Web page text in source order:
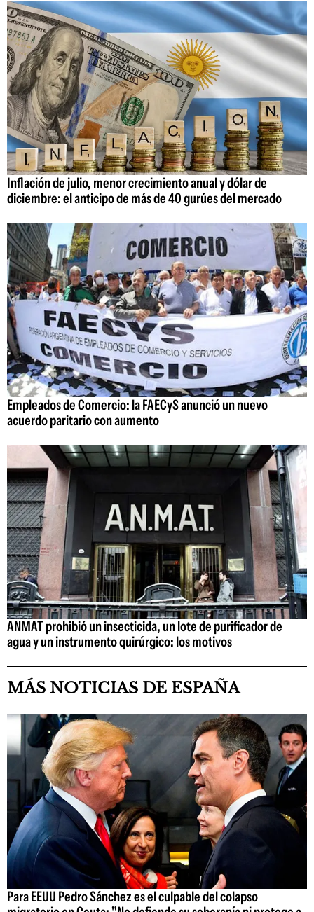
Inflación de julio, menor crecimiento anual y dólar de
diciembre: el anticipo de más de 40 gurúes del mercado
Empleados de Comercio: la FAECyS anunció un nuevo
acuerdo paritario con aumento
ANMAT prohibió un insecticida, un lote de purificador de
agua y un instrumento quirúrgico: los motivos
MÁS NOTICIAS DE ESPAÑA
Para EEUU Pedro Sánchez es el culpable del colapso